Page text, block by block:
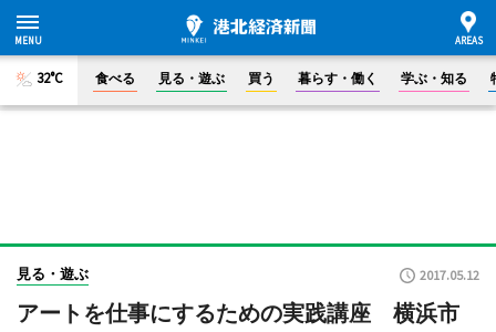
32°C 食べる 見る・遊ぶ 買う 暮らす・働く 学ぶ・知る
見る・遊ぶ 2017.05.12
アートを仕事にするための実践講座 横浜市